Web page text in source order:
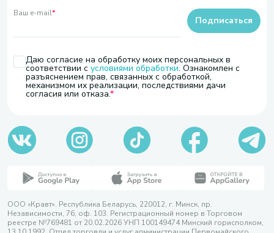
Ваш e-mail*
Даю согласие на обработку моих персональных в
соответствии с условиями обработки. Ознакомлен с
разъяснением прав, связанных с обработкой,
механизмом их реализации, последствиями дачи
согласия или отказа.
Подписаться
ООО «Кравт». Республика Беларусь, 220012, г. Минск, пр.
Независимости, 76, оф. 103. Регистрационный номер в Торговом
реестре №769481 от 20.02.2026 УНП 100149474 Минский горисполком,